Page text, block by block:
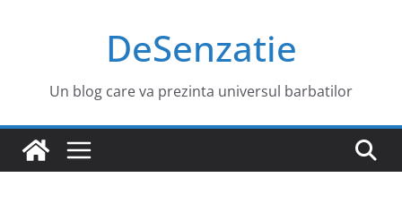
DeSenzatie
Un blog care va prezinta universul barbatilor